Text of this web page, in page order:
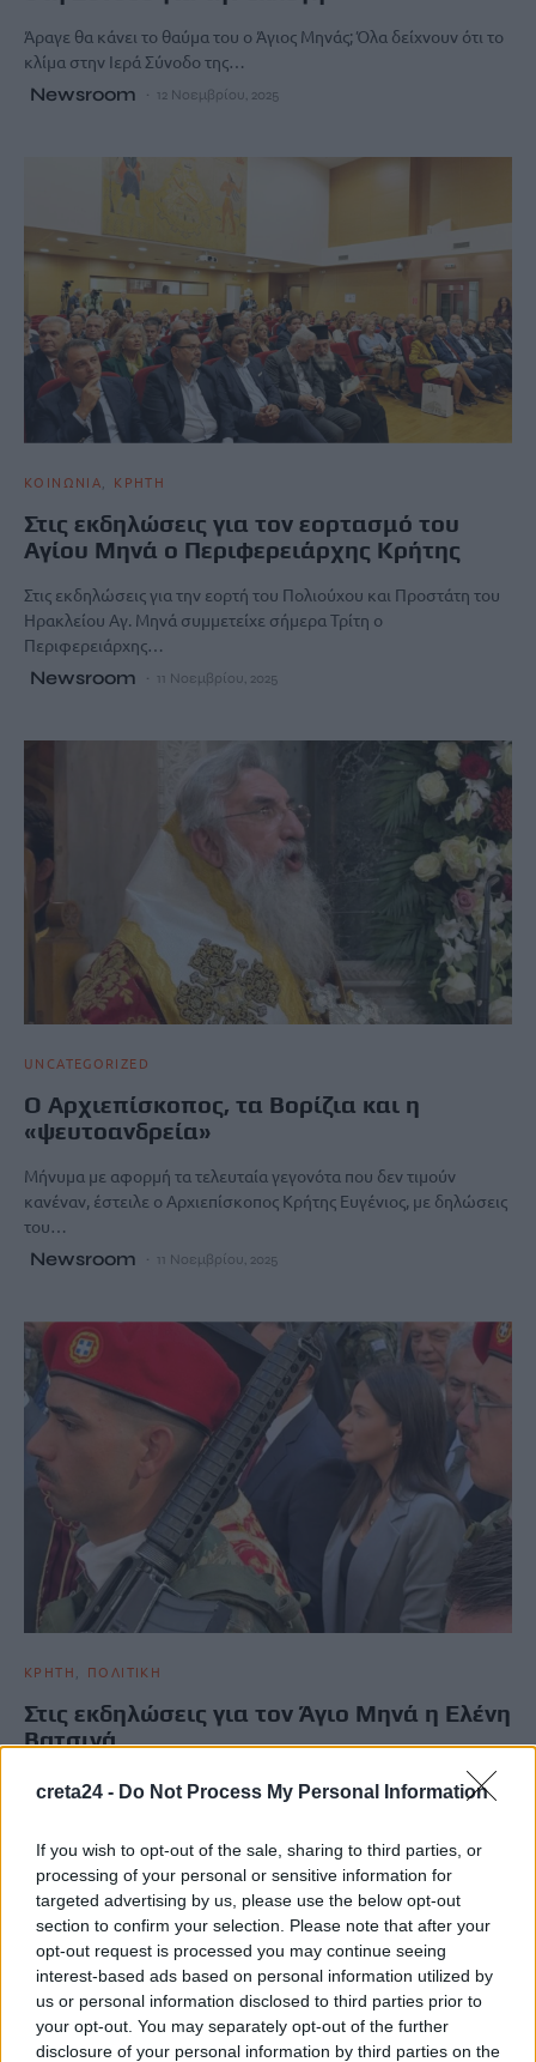
creta24 - Do Not Process My Personal Information
If you wish to opt-out of the sale, sharing to third parties, or
processing of your personal or sensitive information for
targeted advertising by us, please use the below opt-out
section to confirm your selection. Please note that after your
opt-out request is processed you may continue seeing
interest-based ads based on personal information utilized by
us or personal information disclosed to third parties prior to
your opt-out. You may separately opt-out of the further
disclosure of your personal information by third parties on the
Άραγε θα κάνει το θαύμα του ο Άγιος Μηνάς; Όλα δείχνουν ότι το
κλίμα στην Ιερά Σύνοδο της…
Newsroom 12 Νοεμβρίου, 2025
ΚΟΙΝΩΝΙΑ ΚΡΗΤΗ
Στις εκδηλώσεις για τον εορτασμό του
Αγίου Μηνά ο Περιφερειάρχης Κρήτης
Στις εκδηλώσεις για την εορτή του Πολιούχου και Προστάτη του
Ηρακλείου Αγ. Μηνά συμμετείχε σήμερα Τρίτη ο
Περιφερειάρχης…
Newsroom 11 Νοεμβρίου, 2025
UNCATEGORIZED
Ο Αρχιεπίσκοπος, τα Βορίζια και η
«ψευτοανδρεία»
Μήνυμα με αφορμή τα τελευταία γεγονότα που δεν τιμούν
κανέναν, έστειλε ο Αρχιεπίσκοπος Κρήτης Ευγένιος, με δηλώσεις
του…
Newsroom 11 Νοεμβρίου, 2025
ΚΡΗΤΗ ΠΟΛΙΤΙΚΗ
Στις εκδηλώσεις για τον Άγιο Μηνά η Ελένη
Βατσινά
Στις εκδηλώσεις εορτασμού για τον πολιούχο του Ηρακλείου,
Άγιο Μηνά έδωσε το “παρών” η Τομεάρχης Μικρομεσαίων
Newsroom 11 Νοεμβρίου, 2025